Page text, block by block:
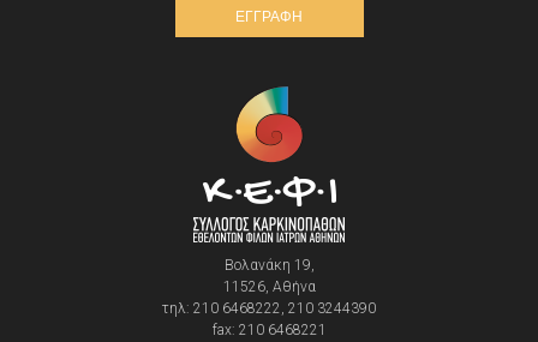
ΕΓΓΡΑΦΗ
Βολανάκη 19,
11526, Αθήνα
τηλ: 210 6468222, 210 3244390
fax: 210 6468221